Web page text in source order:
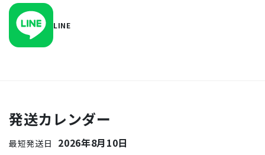
LINE
発送カレンダー
最短発送日 2026年8月10日